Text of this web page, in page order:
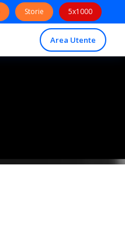
Storie 5x1000
Area Utente